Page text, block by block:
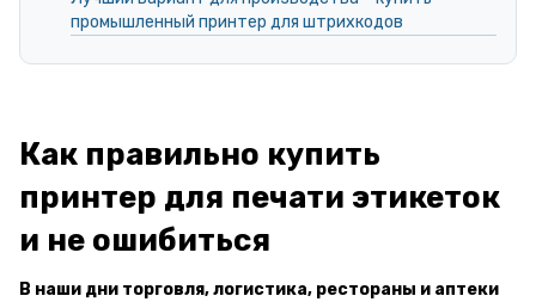
промышленный принтер для штрихкодов
Как правильно купить
принтер для печати этикеток
и не ошибиться
В наши дни торговля, логистика, рестораны и аптеки